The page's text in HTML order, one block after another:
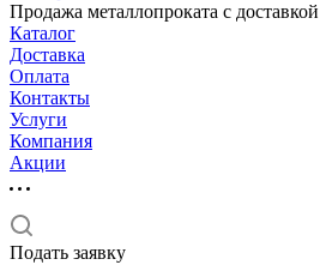
Продажа металлопроката с доставкой
Каталог
Доставка
Оплата
Контакты
Услуги
Компания
Акции
Подать заявку